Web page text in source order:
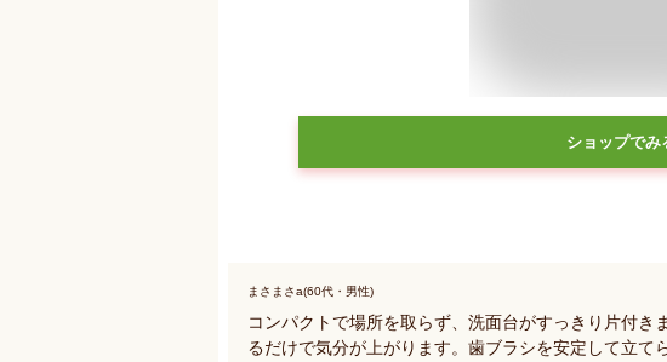
ショップでみ
まさまさa(60代・男性)
コンパクトで場所を取らず、洗面台がすっきり片付き
るだけで気分が上がります。歯ブラシを安定して立て